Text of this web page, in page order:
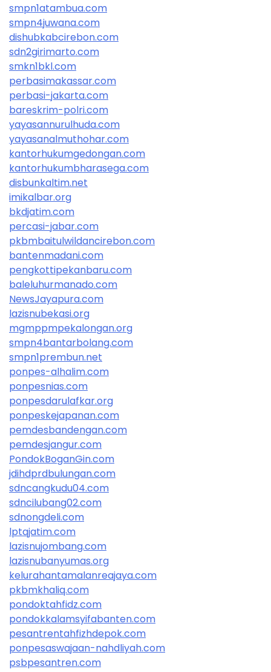
smpn1atambua.com
smpn4juwana.com
dishubkabcirebon.com
sdn2girimarto.com
smkn1bkl.com
perbasimakassar.com
perbasi-jakarta.com
bareskrim-polri.com
yayasannurulhuda.com
yayasanalmuthohar.com
kantorhukumgedongan.com
kantorhukumbharasega.com
disbunkaltim.net
imikalbar.org
bkdjatim.com
percasi-jabar.com
pkbmbaitulwildancirebon.com
bantenmadani.com
pengkottipekanbaru.com
baleluhurmanado.com
NewsJayapura.com
lazisnubekasi.org
mgmppmpekalongan.org
smpn4bantarbolang.com
smpn1prembun.net
ponpes-alhalim.com
ponpesnias.com
ponpesdarulafkar.org
ponpeskejapanan.com
pemdesbandengan.com
pemdesjangur.com
PondokBoganGin.com
jdihdprdbulungan.com
sdncangkudu04.com
sdncilubang02.com
sdnongdeli.com
lptqjatim.com
lazisnujombang.com
lazisnubanyumas.org
kelurahantamalanreajaya.com
pkbmkhaliq.com
pondoktahfidz.com
pondokkalamsyifabanten.com
pesantrentahfizhdepok.com
ponpesaswajaan-nahdliyah.com
psbpesantren.com